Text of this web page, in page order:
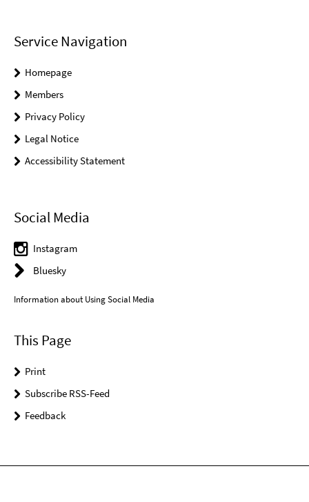
Service Navigation
Homepage
Members
Privacy Policy
Legal Notice
Accessibility Statement
Social Media
Instagram
Bluesky
Information about Using Social Media
This Page
Print
Subscribe RSS-Feed
Feedback